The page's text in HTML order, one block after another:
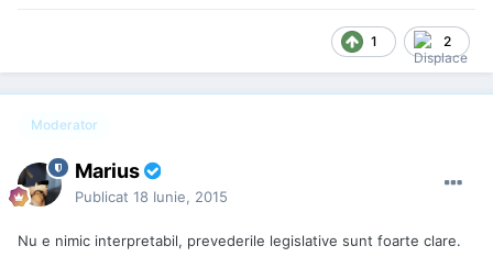
1 2
Moderator
Marius
Publicat 18 Iunie, 2015
Nu e nimic interpretabil, prevederile legislative sunt foarte clare.